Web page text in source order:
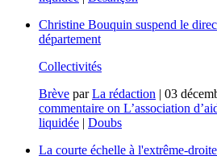
Christine Bouquin suspend le
département
Collectivités
Brève parLa rédaction | 03
commentaire on L’association
liquidée | Doubs
La courte échelle à l'extrême-